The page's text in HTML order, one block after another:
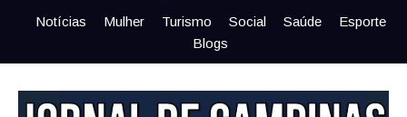
Notícias Mulher Turismo Social Saúde
Esporte
Blogs